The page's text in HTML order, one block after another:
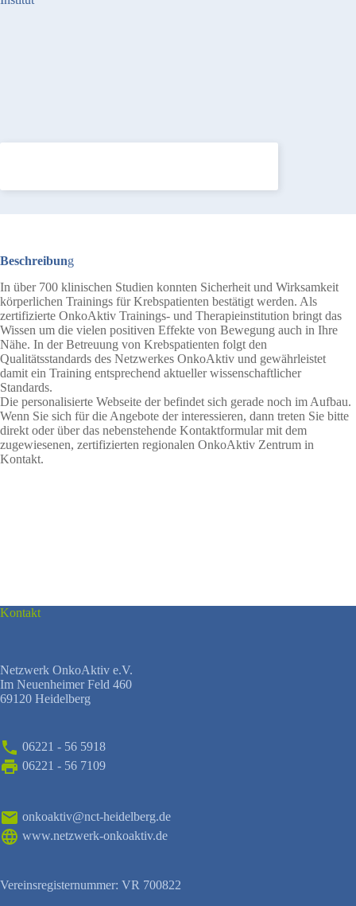
Beschreibung
In über 700 klinischen Studien konnten Sicherheit und Wirksamkeit
körperlichen Trainings für Krebspatienten bestätigt werden. Als
zertifizierte OnkoAktiv Trainings- und Therapieinstitution bringt das
Wissen um die vielen positiven Effekte von Bewegung auch in Ihre
Nähe. In der Betreuung von Krebspatienten folgt den
Qualitätsstandards des Netzwerkes OnkoAktiv und gewährleistet
damit ein Training entsprechend aktueller wissenschaftlicher
Standards.
Die personalisierte Webseite der befindet sich gerade noch im Aufbau.
Wenn Sie sich für die Angebote der interessieren, dann treten Sie bitte
direkt oder über das nebenstehende Kontaktformular mit dem
zugewiesenen, zertifizierten regionalen OnkoAktiv Zentrum in
Kontakt.
Kontakt
Netzwerk OnkoAktiv e.V.
Im Neuenheimer Feld 460
69120 Heidelberg
06221 - 56 5918
06221 - 56 7109
onkoaktiv@nct-heidelberg.de
www.netzwerk-onkoaktiv.de
Vereinsregisternummer: VR 700822